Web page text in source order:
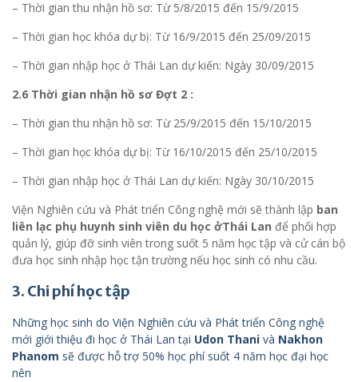
– Thời gian thu nhận hồ sơ: Từ 5/8/2015 đến 15/9/2015
– Thời gian học khóa dự bị: Từ 16/9/2015 đến 25/09/2015
– Thời gian nhập học ở Thái Lan dự kiến: Ngày 30/09/2015
2.6 Thời gian nhận hồ sơ Đợt 2 :
– Thời gian thu nhận hồ sơ: Từ 25/9/2015 đến 15/10/2015
– Thời gian học khóa dự bị: Từ 16/10/2015 đến 25/10/2015
– Thời gian nhập học ở Thái Lan dự kiến: Ngày 30/10/2015
Viện Nghiên cứu và Phát triển Công nghệ mới sẽ thành lập ban
liên lạc phụ huynh sinh viên du học ởThái Lan để phối hợp
quản lý, giúp đỡ sinh viên trong suốt 5 năm học tập và cử cán bộ
đưa học sinh nhập học tận trường nếu học sinh có nhu cầu.
3. Chi phí học tập
Những học sinh do Viện Nghiên cứu và Phát triển Công nghệ
mới giới thiệu đi học ở Thái Lan tại Udon Thani và Nakhon
Phanom sẽ được hỗ trợ 50% học phí suốt 4 năm học đại học
nên